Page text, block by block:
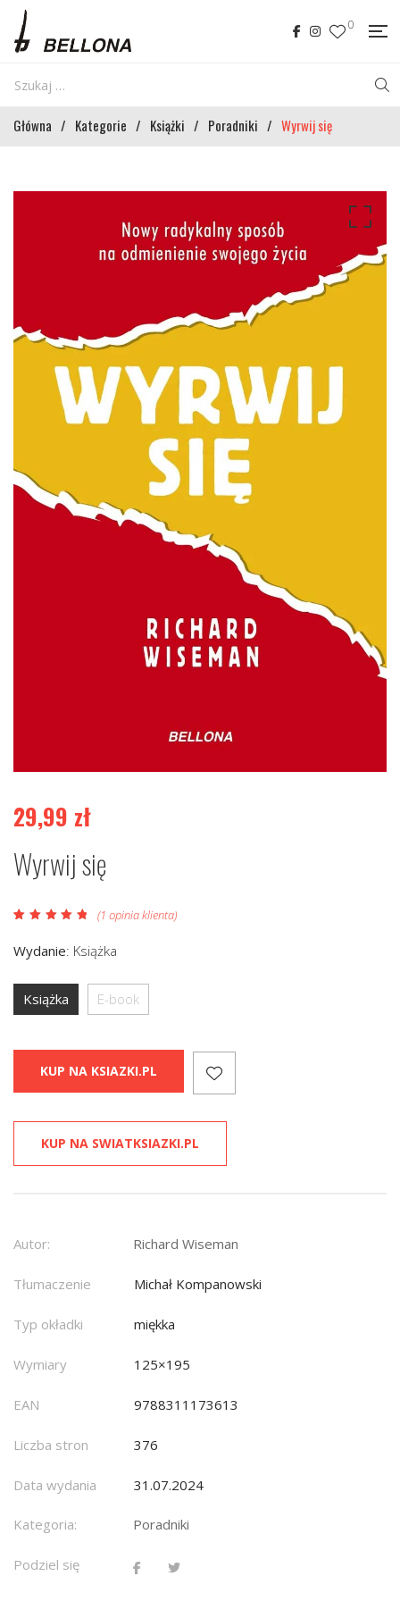
0
Główna / Kategorie / Książki / Poradniki / Wyrwij się
29,99 zł
Wyrwij się
podstawie
oceny klienta
(1 opinia klienta)
Wydanie: Książka
Książka E-book
KUP NA KSIAZKI.PL
KUP NA SWIATKSIAZKI.PL
Autor: Richard Wiseman
Tłumaczenie Michał Kompanowski
Typ okładki miękka
Wymiary 125×195
EAN 9788311173613
Liczba stron 376
Data wydania 31.07.2024
Kategoria: Poradniki
Podziel się